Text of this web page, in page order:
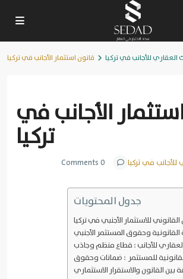
العقاري للأجانب في تركيا قانون استثمار الأجانب في تركيا
الأجانب في
تركيا
للأجانب في تركيا
جدول المحتويات
للاستثمار الأجنبي في تركيا
القانونية وحقوق المستثمر الأجنبي
العقاري للأجانب : قطاع منظم وجاذب
للمستثمر : ضمانات وحقوق
بين القانون والاستقرار الاستثماري